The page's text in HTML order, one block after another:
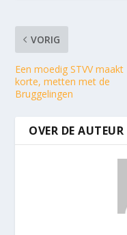
VORIG
Een moedig STVV maakt
korte, metten met de
Bruggelingen
OVER DE AUTEUR